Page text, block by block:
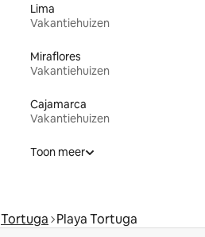
Lima
Vakantiehuizen
Miraflores
Vakantiehuizen
Cajamarca
Vakantiehuizen
Toon meer
Tortuga Playa Tortuga